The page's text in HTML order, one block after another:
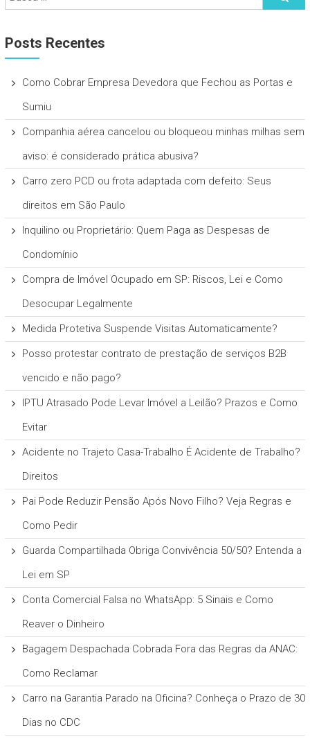
Posts Recentes
Como Cobrar Empresa Devedora que Fechou as Portas e
Sumiu
Companhia aérea cancelou ou bloqueou minhas milhas sem
aviso: é considerado prática abusiva?
Carro zero PCD ou frota adaptada com defeito: Seus
direitos em São Paulo
Inquilino ou Proprietário: Quem Paga as Despesas de
Condomínio
Compra de Imóvel Ocupado em SP: Riscos, Lei e Como
Desocupar Legalmente
Medida Protetiva Suspende Visitas Automaticamente?
Posso protestar contrato de prestação de serviços B2B
vencido e não pago?
IPTU Atrasado Pode Levar Imóvel a Leilão? Prazos e Como
Evitar
Acidente no Trajeto Casa-Trabalho É Acidente de Trabalho?
Direitos
Pai Pode Reduzir Pensão Após Novo Filho? Veja Regras e
Como Pedir
Guarda Compartilhada Obriga Convivência 50/50? Entenda a
Lei em SP
Conta Comercial Falsa no WhatsApp: 5 Sinais e Como
Reaver o Dinheiro
Bagagem Despachada Cobrada Fora das Regras da ANAC:
Como Reclamar
Carro na Garantia Parado na Oficina? Conheça o Prazo de 30
Dias no CDC